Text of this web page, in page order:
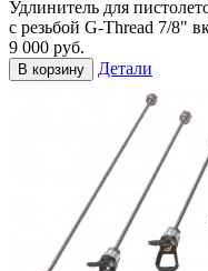
Удлинитель для
с резьбой G-Thread 7/8"
9 000 руб.
В корзину Детали